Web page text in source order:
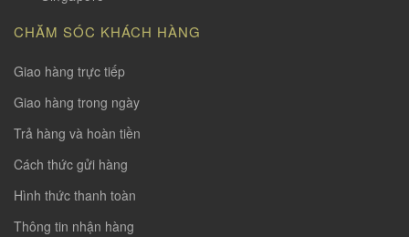
CHĂM SÓC KHÁCH HÀNG
Giao hàng trực tiếp
Giao hàng trong ngày
Trả hàng và hoàn tiền
Cách thức gửi hàng
Hình thức thanh toàn
Thông tin nhận hàng